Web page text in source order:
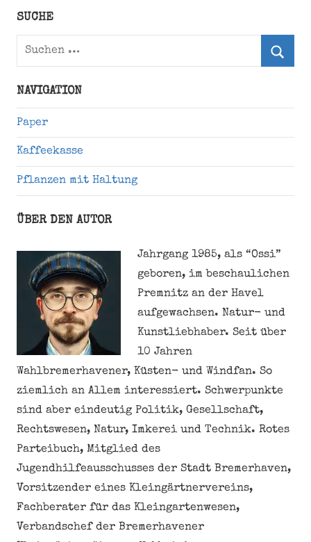
SUCHE
Suchen
NAVIGATION
Paper
Kaffeekasse
Pflanzen mit Haltung
ÜBER DEN AUTOR
Jahrgang 1985, als “Ossi”
geboren, im beschaulichen
Premnitz an der Havel
aufgewachsen. Natur- und
Kunstliebhaber. Seit über
10 Jahren
Wahlbremerhavener, Küsten- und Windfan. So
ziemlich an Allem interessiert. Schwerpunkte
sind aber eindeutig Politik, Gesellschaft,
Rechtswesen, Natur, Imkerei und Technik. Rotes
Parteibuch, Mitglied des
Jugendhilfeausschusses der Stadt Bremerhaven,
Vorsitzender eines Kleingärtnervereins,
Fachberater für das Kleingartenwesen,
Verbandschef der Bremerhavener